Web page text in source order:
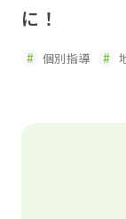
に！
個別指導